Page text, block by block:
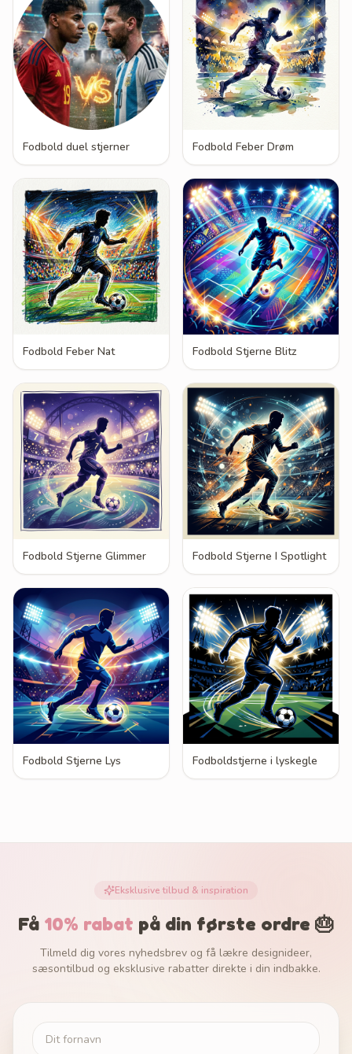
Fodbold duel stjerner Fodbold Feber Drøm
Fodbold Feber Nat Fodbold Stjerne Blitz
Fodbold Stjerne Glimmer Fodbold Stjerne I Spotlight
Fodbold Stjerne Lys Fodboldstjerne i lyskegle
Eksklusive tilbud & inspiration
Få 10% rabat på din første ordre 🎂
Tilmeld dig vores nyhedsbrev og få lækre designideer,
sæsontilbud og eksklusive rabatter direkte i din indbakke.